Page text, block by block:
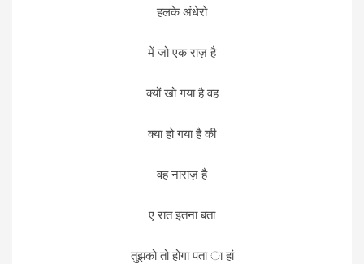
हलके अंधेरो
में जो एक राज़ है
क्यों खो गया है वह
क्या हो गया है की
वह नाराज़ है
ए रात इतना बता
तुझको तो होगा पता ा हां